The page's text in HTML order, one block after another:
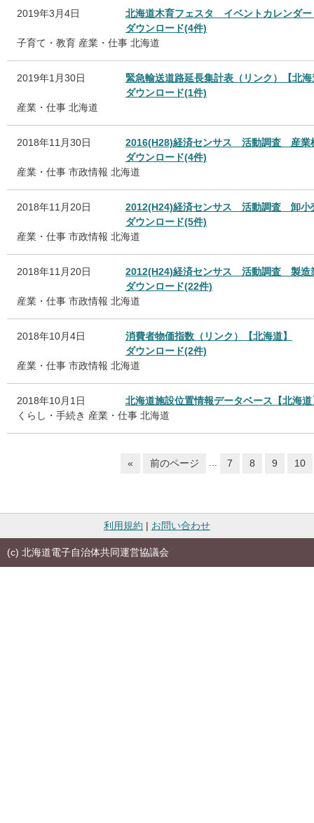
2019年3月4日
北海道木育フェスタ イベントカレンダー
ダウンロード(4件)
子育て・教育 産業・仕事 北海道
2019年1月30日
緊急輸送道路延長集計表（リンク）【北海
ダウンロード(1件)
産業・仕事 北海道
2018年11月30日
2016(H28)経済センサス 活動調査 産業
ダウンロード(4件)
産業・仕事 市政情報 北海道
2018年11月20日
2012(H24)経済センサス 活動調査 卸小
ダウンロード(5件)
産業・仕事 市政情報 北海道
2018年11月20日
2012(H24)経済センサス 活動調査 製造
ダウンロード(22件)
産業・仕事 市政情報 北海道
2018年10月4日
消費者物価指数（リンク）【北海道】
ダウンロード(2件)
産業・仕事 市政情報 北海道
2018年10月1日
北海道施設位置情報データベース【北海道
くらし・手続き 産業・仕事 北海道
« 前のページ ... 7 8 9 10
利用規約 | お問い合わせ
(c) 北海道電子自治体共同運営協議会